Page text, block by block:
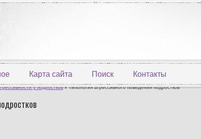
Карта сайта Поиск Контакты
у подростков» Типология агрессивного поведения подростков